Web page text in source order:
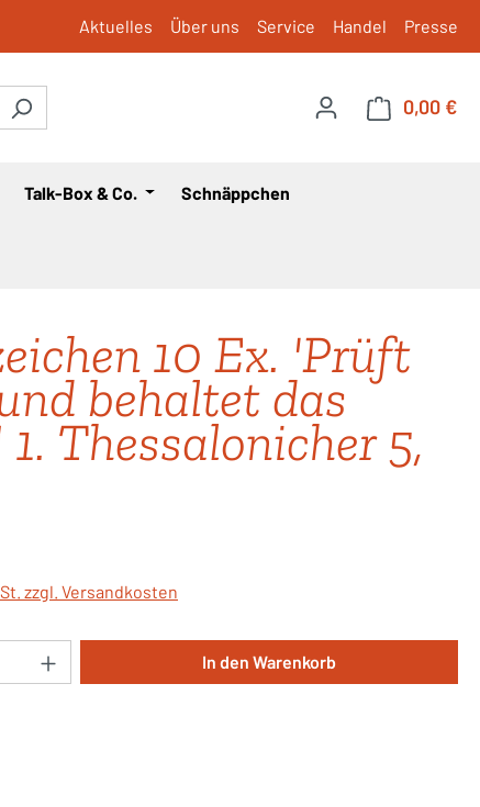
Aktuelles Über uns Service Handel Presse
0,00 €
Talk-Box & Co. Schnäppchen
10 Ex. 'Prüft
behaltet das
Thessalonicher 5,
zzgl. Versandkosten
Gib den gewünschten Wert ein
In den Warenkorb